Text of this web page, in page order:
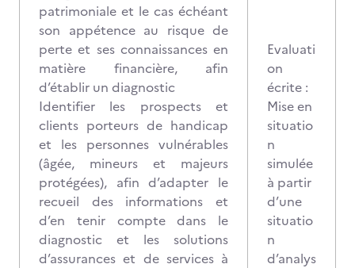
patrimoniale et le cas échéant
son appétence au risque de
perte et ses connaissances en
matière financière, afin
d’établir un diagnostic
Identifier les prospects et
clients porteurs de handicap
et les personnes vulnérables
(âgée, mineurs et majeurs
protégées), afin d’adapter le
recueil des informations et
d’en tenir compte dans le
diagnostic et les solutions
d’assurances et de services à
Evaluati
on
écrite :
Mise en
situatio
n
simulée
à partir
d’une
situatio
n
d’analys